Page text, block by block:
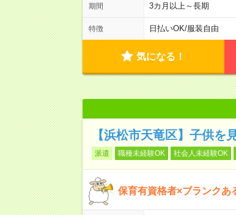
期間 3カ月以上～長期
特徴 日払いOK/服装自由
気になる！
【浜松市天竜区】子供を
派遣 職種未経験OK 社会人未経験OK
保育有資格者×ブランクあ